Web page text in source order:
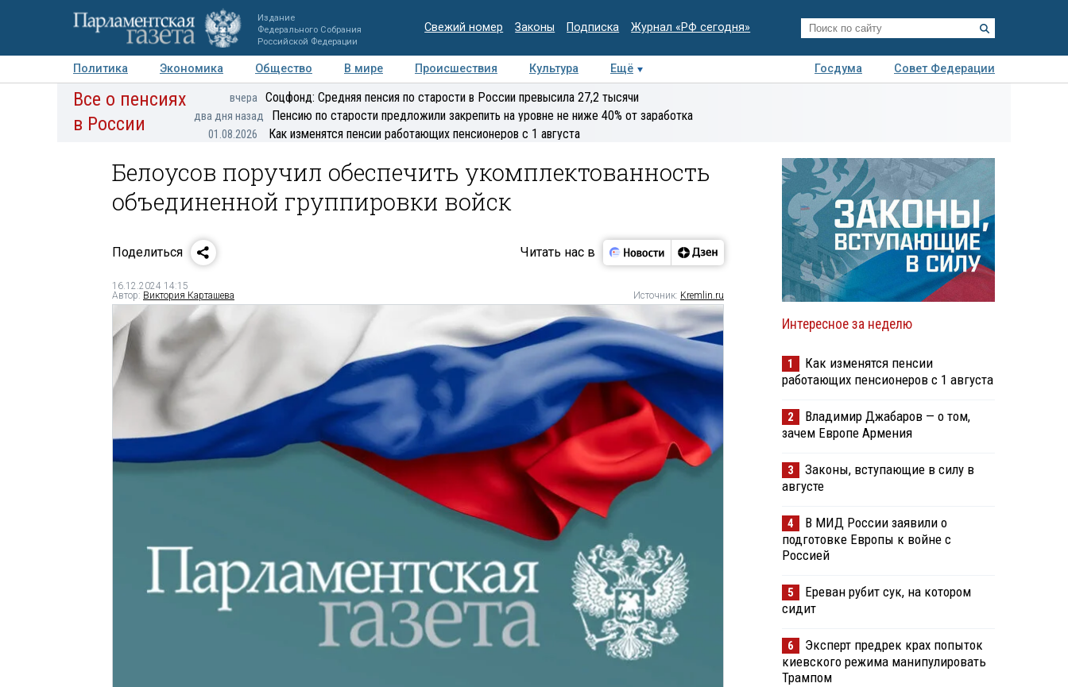
Издание
Федерального Собрания
Российской Федерации
Свежий номер Законы Подписка Журнал «РФ сегодня»
Политика Экономика Общество В мире Происшествия Культура Ещё Госдума
Совет Федерации
Авторы Персоны Мнения Регионы Медиацентр Интервью Колумнисты
экспертиза
Все о пенсиях
в России
вчера Соцфонд: Средняя пенсия по старости в России превысила 27,2 тысячи
два дня назад Пенсию по старости предложили закрепить на уровне не ниже 40% от заработка
01.08.2026 Как изменятся пенсии работающих пенсионеров с 1 августа
Белоусов поручил обеспечить укомплектованность
объединенной группировки войск
Поделиться Читать нас в
16.12.2024 14:15
Автор: Виктория Карташева Источник: Kremlin.ru
Интересное за неделю
1
Как изменятся пенсии
работающих пенсионеров с 1 августа
2
Владимир Джабаров — о том,
зачем Европе Армения
3
Законы, вступающие в силу в
августе
4
В МИД России заявили о
подготовке Европы к войне с
Россией
5
Ереван рубит сук, на котором
сидит
6
Эксперт предрек крах попыток
киевского режима манипулировать
Трампом